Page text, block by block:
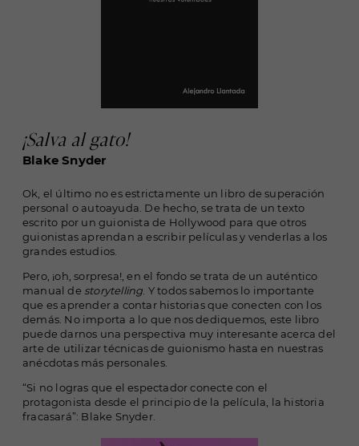
¡Salva al gato!
Blake Snyder
Ok, el último no es estrictamente un libro de superación
personal o autoayuda. De hecho, se trata de un texto
escrito por un guionista de Hollywood para que otros
guionistas aprendan a escribir películas y venderlas a los
grandes estudios.
Pero, ¡oh, sorpresa!, en el fondo se trata de un auténtico
manual de storytelling . Y todos sabemos lo importante
que es aprender a contar historias que conecten con los
demás. No importa a lo que nos dediquemos, este libro
puede darnos una perspectiva muy interesante acerca del
arte de utilizar técnicas de guionismo hasta en nuestras
anécdotas más personales.
“Si no logras que el espectador conecte con el
protagonista desde el principio de la película, la historia
fracasará”: Blake Snyder.